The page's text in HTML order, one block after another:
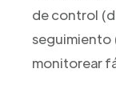
de control
seguimiento
monitorear